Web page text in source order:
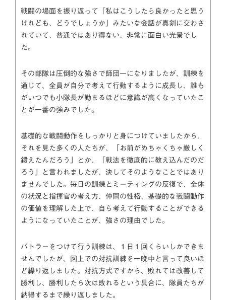
戦闘の場面を振り返って「私はこうしたら良かったと思う
けれども、どうでしょうか」みたいな会話が真剣に交わさ
れていて、普通ではあり得ない、非常に面白い光景でし
た。
その部隊は圧倒的な強さで師団一になりましたが、訓練を
通じて、全員が自分で考えて行動するように成長し、誰も
がいつでも小隊長が勤まるほどに意識が高くなっていたこ
とが一番の強みでした。
基礎的な戦闘動作をしっかりと身につけていましたから、
それを見た多くの人たちが、「お前がめちゃくちゃ厳しく
鍛えたんだろう」とか、「戦法を徹底的に教え込んだのだ
ろう」と言われましたが、決してそのようなことではあり
ませんでした。毎日の訓練とミーティングの反復で、全体
の状況と指揮官の考え方、仲間の性格、基礎的な戦闘動作
の価値を理解した上で、自ら考えて行動することができる
ようになっていたことが、強さの理由でした。
バトラーをつけて行う訓練は、１日１回くらいしかできま
せんでしたが、図上での対抗訓練を一晩中と言って良いほ
ど繰り返しました。対抗方式ですから、敗れては改善して
勝利し、勝利したら次は敗れるという具合に、隊員たちが
納得するまで繰り返しました。